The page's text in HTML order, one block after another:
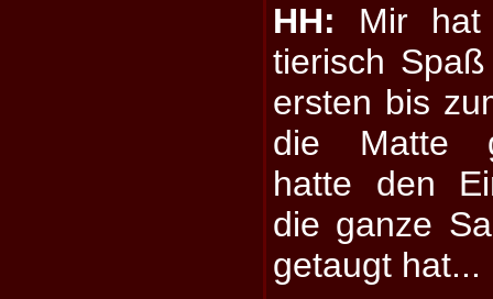
HH: Mir hat
tierisch
ersten bis
die Matte
hatte den
die ganze
getaugt hat...